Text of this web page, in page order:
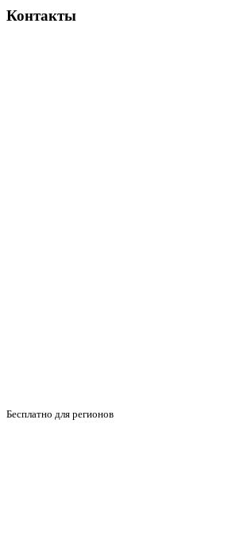
Контакты
Бесплатно для регионов